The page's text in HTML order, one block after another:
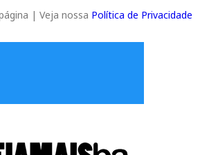
| Veja nossa Política de Privacidade